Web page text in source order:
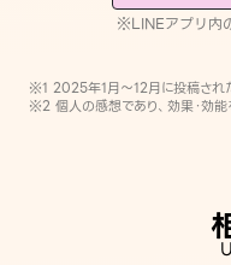
※LINEアプリ内
※1 2025年1月〜12月に投稿され
※2 個人の感想であり、効果・効